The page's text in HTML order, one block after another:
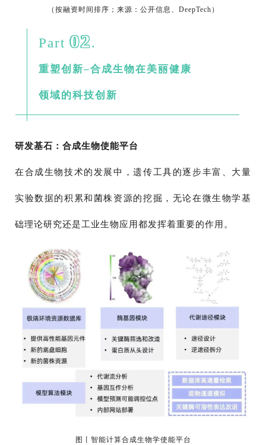
（按融资时间排序；来源：公开信息、DeepTech）
Part 02.
重塑创新–合成生物在美丽健康
领域的科技创新
研发基石：合成生物使能平台
在合成生物技术的发展中，遗传工具的逐步丰富、大量
实验数据的积累和菌株资源的挖掘，无论在微生物学基
础理论研究还是工业生物应用都发挥着重要的作用。
图丨智能计算合成生物学使能平台